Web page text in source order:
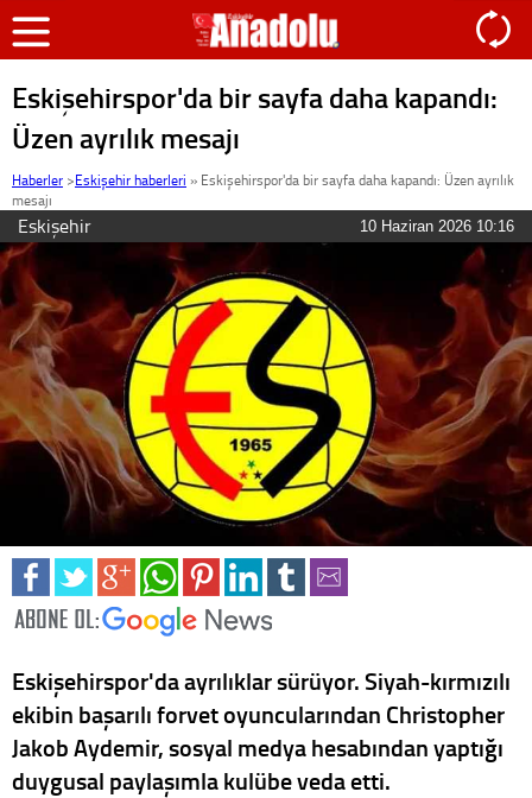
Eskişehirspor'da bir sayfa daha kapandı:
Üzen ayrılık mesajı
Haberler >Eskişehir haberleri » Eskişehirspor'da bir sayfa daha kapandı: Üzen ayrılık
mesajı
Eskişehir 10 Haziran 2026 10:16
Eskişehirspor'da ayrılıklar sürüyor. Siyah-kırmızılı
ekibin başarılı forvet oyuncularından Christopher
Jakob Aydemir, sosyal medya hesabından yaptığı
duygusal paylaşımla kulübe veda etti.